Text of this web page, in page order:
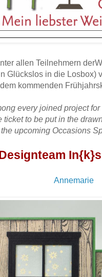
allen Teilnehmern
Glückslos in die Losbox)
kommenden
every joined project
ticket to be put in the
upcoming Occasions
Annemarie